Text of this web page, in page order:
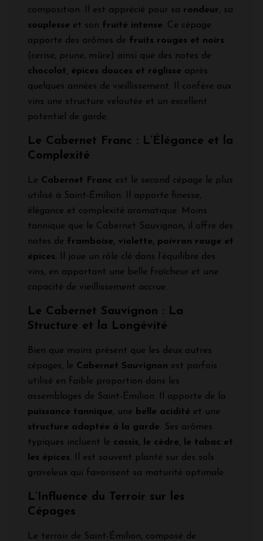
composition. Il est apprécié pour sa rondeur, sa
souplesse et son fruité intense. Ce cépage
apporte des arômes de fruits rouges et noirs
(cerise, prune, mûre) ainsi que des notes de
chocolat, épices douces et réglisse après
quelques années de vieillissement. Il confère aux
vins une structure veloutée et un excellent
potentiel de garde.
Le Cabernet Franc : L’Élégance et la
Complexité
Le Cabernet Franc est le second cépage le plus
utilisé à Saint-Émilion. Il apporte finesse,
élégance et complexité aromatique. Moins
tannique que le Cabernet Sauvignon, il offre des
notes de framboise, violette, poivron rouge et
épices. Il joue un rôle clé dans l’équilibre des
vins, en apportant une belle fraîcheur et une
capacité de vieillissement accrue.
Le Cabernet Sauvignon : La
Structure et la Longévité
Bien que moins présent que les deux autres
cépages, le Cabernet Sauvignon est parfois
utilisé en faible proportion dans les
assemblages de Saint-Émilion. Il apporte de la
puissance tannique, une belle acidité et une
structure adaptée à la garde. Ses arômes
typiques incluent le cassis, le cèdre, le tabac et
les épices. Il est souvent planté sur des sols
graveleux qui favorisent sa maturité optimale.
L’Influence du Terroir sur les
Cépages
Le terroir de Saint-Émilion, composé de